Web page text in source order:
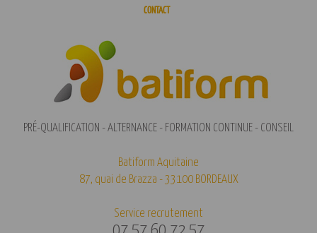
CONTACT
PRÉ-QUALIFICATION - ALTERNANCE - FORMATION CONTINUE - CONSEIL
Batiform Aquitaine
87, quai de Brazza - 33100 BORDEAUX
Service recrutement